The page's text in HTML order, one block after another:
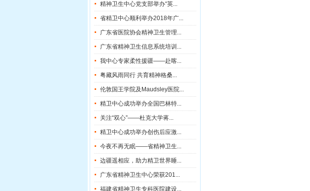
精神卫生中心党支部举办“英...
省精卫中心顺利举办2018年广...
广东省医院协会精神卫生管理...
广东省精神卫生信息系统培训...
我中心专家柔性援疆——赴喀...
粤藏风雨同行 共育精神格桑...
伦敦国王学院及Maudsley医院...
精卫中心成功举办全国巴林特...
关注“双心”——杜克大学蒋...
精卫中心成功举办创伤后应激...
今夜不再无眠——省精神卫生...
边疆遥相应，助力精卫世界睡...
广东省精神卫生中心荣获201...
福建省精神卫生专科医院建设...